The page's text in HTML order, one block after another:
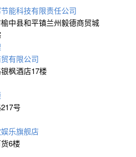
能科技有限责任公司
中县和平镇兰州毅德商贸城
有限公司
枫酒店17楼
号
乐旗舰店
6楼